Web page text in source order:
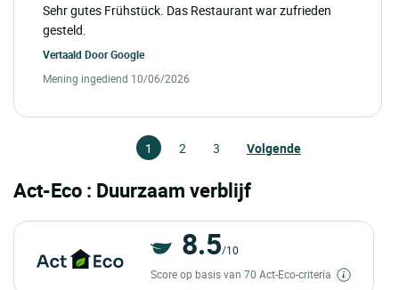
Sehr gutes Frühstück. Das Restaurant war zufrieden
gesteld.
Vertaald DoorGoogle
Mening ingediend 10/06/2026
1 2 3 Volgende
Act-Eco : Duurzaam verblijf
8.5/10
Score op basis van 70 Act-Eco-criteria